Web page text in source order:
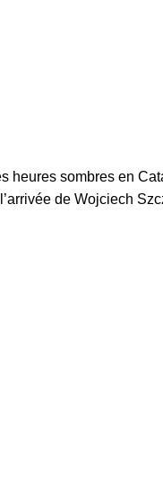
heures sombres en
de Wojciech